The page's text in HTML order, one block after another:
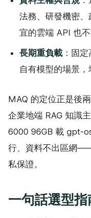
法務、研發機密
宜的雲端 API 也不
長期重負載：固定
自有模型的場景，
MAQ 的定位正是後兩
企業地端 RAG 知識
6000 96GB 載 gpt-
行、資料不出區網
私保證。
一句話選型指